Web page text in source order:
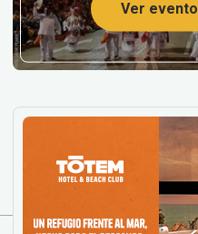
Ver evento